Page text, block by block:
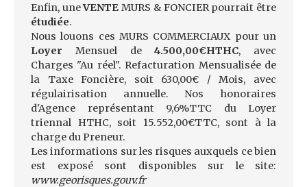
Enfin, uneVENTE MURS & FONCIER pourrait être
étudiée.
Nous louons ces MURS COMMERCIAUX pour un
Loyer Mensuel de4.500,00€HTHC, avec
Charges "Au réel". Refacturation Mensualisée de
la Taxe Foncière, soit 630,00€ / Mois, avec
régulairisation annuelle. Nos honoraires
d'Agence représentant 9,6%TTC du Loyer
triennal HTHC, soit 15.552,00€TTC, sont à la
charge du Preneur.
Les informations sur les risques auxquels ce bien
est exposé sont disponibles sur le site:
www.georisques.gouv.fr